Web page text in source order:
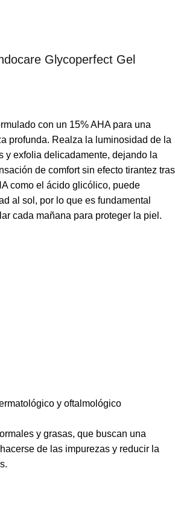
Glycoperfect Gel
con un 15% AHA para una
profunda. Realza la luminosidad de la
y exfolia delicadamente, dejando la
de comfort sin efecto tirantez tras
como el ácido glicólico, puede
al sol, por lo que es fundamental
cada mañana para proteger la piel.
y oftalmológico
y grasas, que buscan una
de las impurezas y reducir la